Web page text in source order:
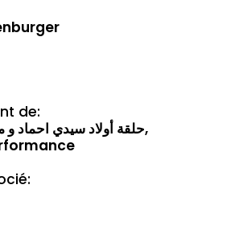
de:
حلقة أولاد سيدي احماد و